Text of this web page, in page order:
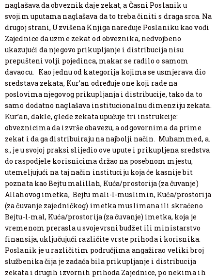
naglašava da obveznik daje zekat, a Časni Poslanik u
svojim uputama naglašava da to treba činiti s draga srca. Na
drugoj strani, Uzvišena Knjiga naređuje Poslaniku kao vođi
Zajednice da uzme zekat od obveznika, nedvojbeno
ukazujući da njegovo prikupljanje i distribucija nisu
prepušteni volji pojedinca, makar se radilo o samom
davaocu. Kao jednu od kategorija kojima se usmjerava dio
sredstava zekata, Kur’an određuje one koji rade na
poslovima njegovog prikupljanja i distribucije, tako da to
samo dodatno naglašava institucionalnu dimenziju zekata.
Kur’an, dakle, glede zekata upućuje tri instrukcije:
obveznicima da izvrše obavezu, a odgovornima da prime
zekat i da ga distribuiraju na najbolji način. Muhammed, a.
s., je u svojoj praksi slijedio ove upute i prikupljena sredstva
do raspodjele korisnicima držao na posebnom mjestu,
utemeljujući na taj način instituciju koja će kasnije bit
poznata kao Bejtu malillah, Kuća/prostorija (za čuvanje)
Allahovog imetka, Bejtu mali-l-muslimin, Kuća/prostorija
(za čuvanje zajedničkog) imetka muslimana ili skraćeno
Bejtu-l-mal, Kuća/prostorija (za čuvanje) imetka, koja je
vremenom prerasla u svojevrsni budžet ili ministarstvo
finansija, uključujući različite vrste prihoda i korisnika.
Poslanik je u različitim područjima angažirao veliki broj
službenika čija je zadaća bila prikupljanje i distribucija
zekata i drugih izvornih prihoda Zajednice, po nekima ih